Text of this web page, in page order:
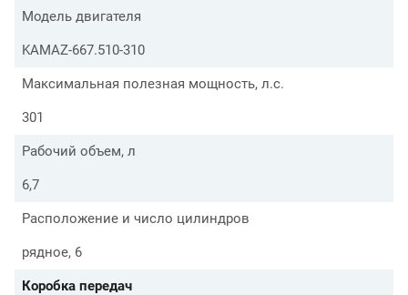
Модель двигателя
KAMAZ-667.510-310
Максимальная полезная мощность, л.с.
301
Рабочий объем, л
6,7
Расположение и число цилиндров
рядное, 6
Коробка передач